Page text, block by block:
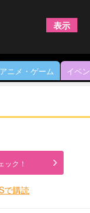
アニメ・ゲーム イベ
ック！
で購読
表示